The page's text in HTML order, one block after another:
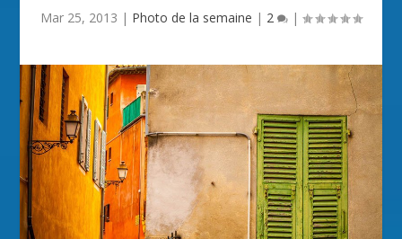
Mar 25, 2013 | Photo de la semaine | 2 |